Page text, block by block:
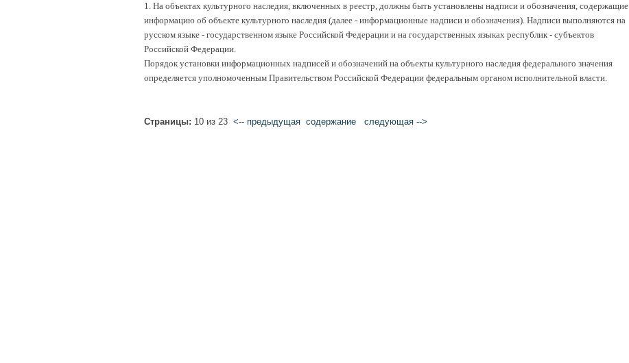
1. На объектах культурного наследия, включенных в реестр, должны быть установлены надписи и обозначения, содержащие
информацию об объекте культурного наследия (далее - информационные надписи и обозначения). Надписи выполняются на
русском языке - государственном языке Российской Федерации и на государственных языках республик - субъектов
Российской Федерации.
Порядок установки информационных надписей и обозначений на объекты культурного наследия федерального значения
определяется уполномоченным Правительством Российской Федерации федеральным органом исполнительной власти.
Страницы: 10 из 23 <-- предыдущая cодержание следующая -->